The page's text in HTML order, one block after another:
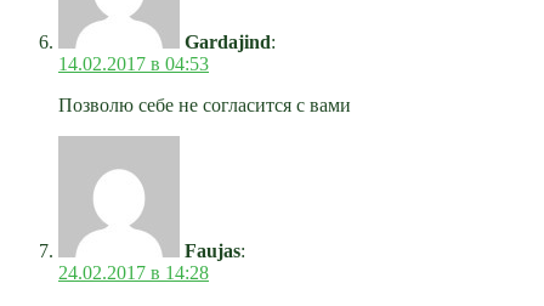
Gardajind:
14.02.2017 в 04:53
Позволю себе не согласится с вами
Faujas:
24.02.2017 в 14:28